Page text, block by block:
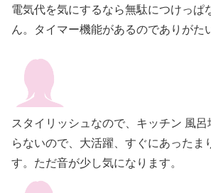
電気代を気にするなら無駄につけっぱ
ん。タイマー機能があるのでありがた
スタイリッシュなので、キッチン 風
らないので、大活躍、すぐにあったま
す。ただ音が少し気になります。